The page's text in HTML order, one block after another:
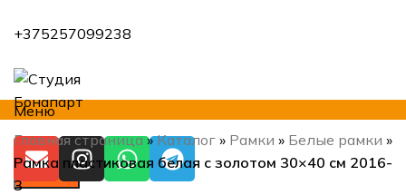
+375257099238
Меню
Искать
Главная страница»Каталог » Рамки » Белые рамки »
Рамка пластиковая белая с золотом 30×40 см 2016-
3